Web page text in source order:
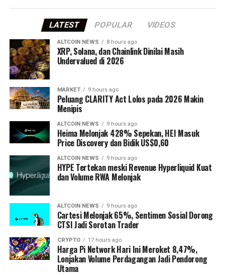
LATEST POPULAR VIDEOS
ALTCOIN NEWS 8 hours ago
XRP, Solana, dan Chainlink Dinilai Masih
Undervalued di 2026
MARKET 9 hours ago
Peluang CLARITY Act Lolos pada 2026 Makin
Menipis
ALTCOIN NEWS 9 hours ago
Heima Melonjak 428% Sepekan, HEI Masuk
Price Discovery dan Bidik US$0,60
ALTCOIN NEWS 9 hours ago
HYPE Tertekan meski Revenue Hyperliquid Kuat
dan Volume RWA Melonjak
ALTCOIN NEWS 9 hours ago
Cartesi Melonjak 65%, Sentimen Sosial Dorong
CTSI Jadi Sorotan Trader
CRYPTO 17 hours ago
Harga Pi Network Hari Ini Meroket 8,47%,
Lonjakan Volume Perdagangan Jadi Pendorong
Utama